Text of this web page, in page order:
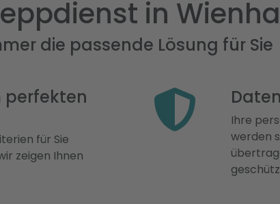
in
die passende Lösung für Sie
perfekten
für Sie
zeigen Ihnen
Ihre
werden